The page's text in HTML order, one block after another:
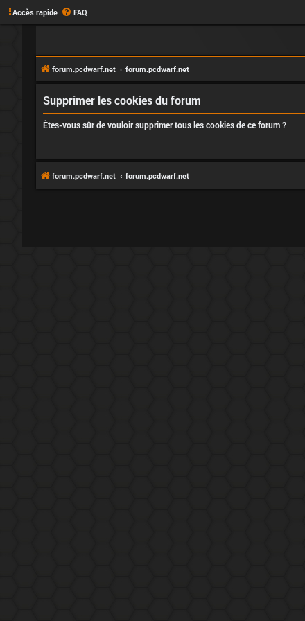
Accès rapide FAQ
forum.pcdwarf.net forum.pcdwarf.net
Supprimer les cookies du forum
Êtes-vous sûr de vouloir supprimer tous les cookies de ce forum ?
forum.pcdwarf.net forum.pcdwarf.net